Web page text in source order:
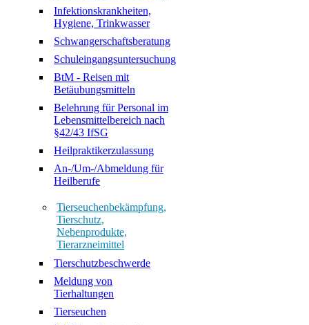
Infektionskrankheiten,
Hygiene, Trinkwasser
Schwangerschaftsberatung
Schuleingangsuntersuchung
BtM - Reisen mit
Betäubungsmitteln
Belehrung für Personal im
Lebensmittelbereich nach
§42/43 IfSG
Heilpraktikerzulassung
An-/Um-/Abmeldung für
Heilberufe
Tierseuchenbekämpfung,
Tierschutz,
Nebenprodukte,
Tierarzneimittel
Tierschutzbeschwerde
Meldung von
Tierhaltungen
Tierseuchen